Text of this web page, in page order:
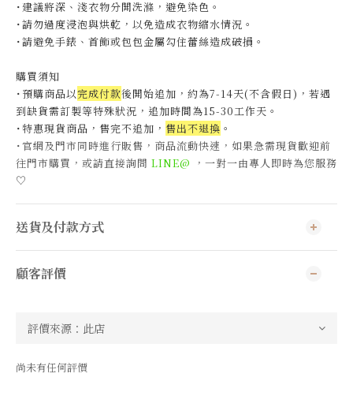
˙建議將深、淺衣物分開洗滌，避免染色。
˙請勿過度浸泡與烘乾，以免造成衣物縮水情況。
˙請避免手錶、首飾或包包金屬勾住蕾絲造成破損。
購買須知
˙預購商品以完成付款後開始追加，約為7-14天(不含假日)， 若遇
到缺貨需訂製等特殊狀況，追加時間為15-30工作天 。
˙特惠現貨商品，售完不追加， 售出不退換 。
˙官網及門市同時進行販售，商品流動快速，如果急需現貨歡迎前
往門市購買，或請直接詢問 LINE@ ，一對一由專人即時為您服務
♡
送貨及付款方式
顧客評價
尚未有任何評價